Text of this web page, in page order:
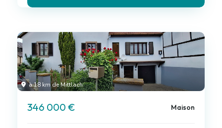
à 18 km de Mittlach
346 000 € Maison